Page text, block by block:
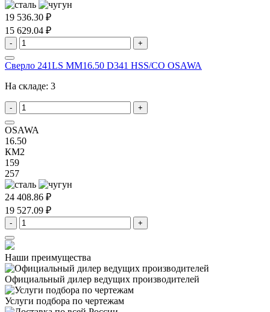
19 536.30 ₽
15 629.04 ₽
- +
Сверло 241LS MM16.50 D341 HSS/CO OSAWA
На складе: 3
- +
OSAWA
16.50
КМ2
159
257
24 408.86 ₽
19 527.09 ₽
- +
Наши преимущества
Официальный дилер ведущих производителей
Услуги подбора по чертежам